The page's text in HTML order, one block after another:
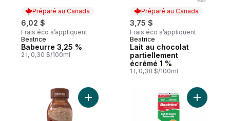
Préparé au Canada
6,02 $
Frais éco s’appliquent
Préparé au Canada
Beatrice
Babeurre 3,25 %
2 l, 0,30 $/100ml
Préparé au Canada
3,75 $
Frais éco s’appliquent
Préparé au Canada
Beatrice
Lait au chocolat
partiellement
écrémé 1 %
1 l, 0,38 $/100ml
Ajouter Lait Frappé au Chocolat Caramilk
Ajouter